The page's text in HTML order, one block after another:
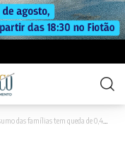
famílias tem queda de 0,4% de fevereiro para março